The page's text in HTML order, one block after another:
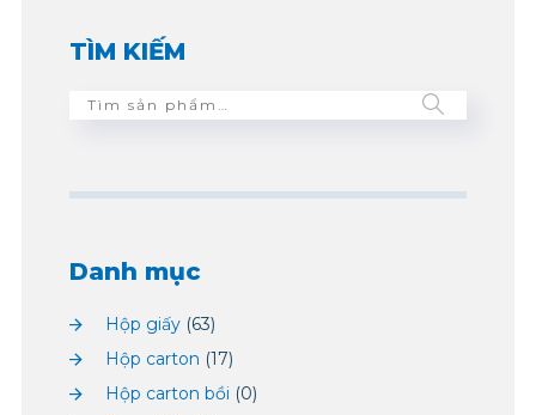
TÌM KIẾM
Danh mục
Hộp giấy (63)
Hộp carton (17)
Hộp carton bồi (0)